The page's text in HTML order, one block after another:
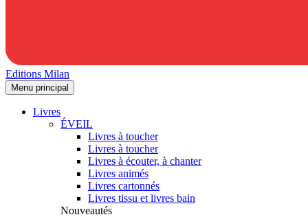
Editions Milan
Menu principal
Livres
ÉVEIL
Livres à toucher
Livres à toucher
Livres à écouter, à chanter
Livres animés
Livres cartonnés
Livres tissu et livres bain
Nouveautés